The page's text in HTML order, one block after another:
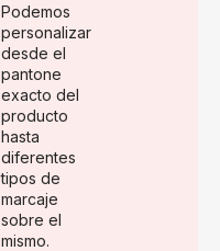
Podemos
personalizar
desde el
pantone
exacto del
producto
hasta
diferentes
tipos de
marcaje
sobre el
mismo.